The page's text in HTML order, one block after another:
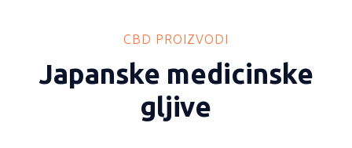
CBD PROIZVODI
Japanske medicinske
gljive